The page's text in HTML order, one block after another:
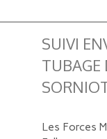
SUIVI
TUBAGE
Les Forces